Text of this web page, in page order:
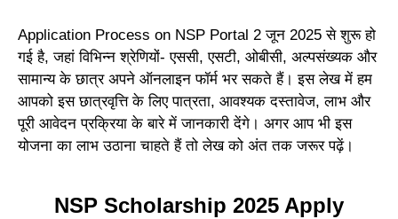
Application Process on NSP Portal 2 जून 2025 से शुरू हो
गई है, जहां विभिन्न श्रेणियों- एससी, एसटी, ओबीसी, अल्पसंख्यक और
सामान्य के छात्र अपने ऑनलाइन फॉर्म भर सकते हैं। इस लेख में हम
आपको इस छात्रवृत्ति के लिए पात्रता, आवश्यक दस्तावेज, लाभ और
पूरी आवेदन प्रक्रिया के बारे में जानकारी देंगे। अगर आप भी इस
योजना का लाभ उठाना चाहते हैं तो लेख को अंत तक जरूर पढ़ें।
NSP Scholarship 2025 Apply